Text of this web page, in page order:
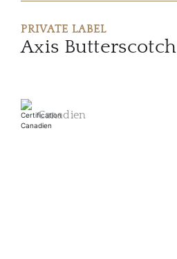
PRIVATE LABEL
Axis Butterscotch
Canadien